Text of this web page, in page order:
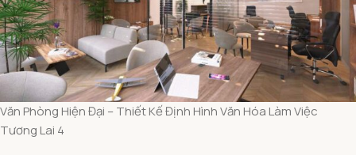
Văn Phòng Hiện Đại – Thiết Kế Định Hình Văn Hóa Làm Việc
Tương Lai 4